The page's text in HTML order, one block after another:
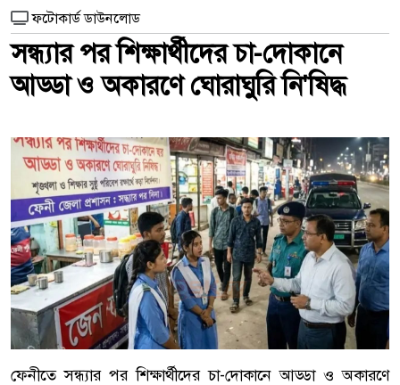
ফটোকার্ড ডাউনলোড
সন্ধ্যার পর শিক্ষার্থীদের চা-দোকানে
আড্ডা ও অকারণে ঘোরাঘুরি নি'ষিদ্ধ
ফেনীতে সন্ধ্যার পর শিক্ষার্থীদের চা-দোকানে আড্ডা ও অকারণে